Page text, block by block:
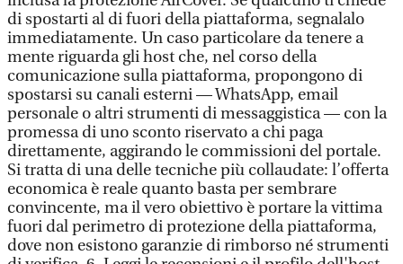
di spostarti al di fuori della piattaforma, segnalalo
immediatamente. Un caso particolare da tenere a
mente riguarda gli host che, nel corso della
comunicazione sulla piattaforma, propongono di
spostarsi su canali esterni — WhatsApp, email
personale o altri strumenti di messaggistica — con la
promessa di uno sconto riservato a chi paga
direttamente, aggirando le commissioni del portale.
Si tratta di una delle tecniche più collaudate: l’offerta
economica è reale quanto basta per sembrare
convincente, ma il vero obiettivo è portare la vittima
fuori dal perimetro di protezione della piattaforma,
dove non esistono garanzie di rimborso né strumenti